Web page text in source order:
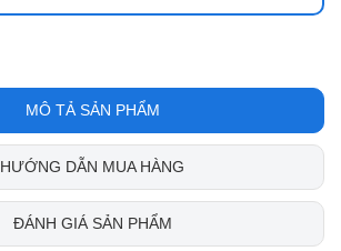
MÔ TẢ SẢN PHẨM
HƯỚNG DẪN MUA HÀNG
ĐÁNH GIÁ SẢN PHẨM